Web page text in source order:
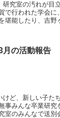
究室の汚れが目
月の活動報告
ど、新しい子た